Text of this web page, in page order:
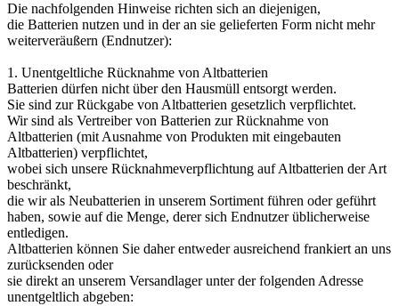
Die nachfolgenden Hinweise richten sich an diejenigen,
die Batterien nutzen und in der an sie gelieferten Form nicht mehr
weiterveräußern (Endnutzer):
1. Unentgeltliche Rücknahme von Altbatterien
Batterien dürfen nicht über den Hausmüll entsorgt werden.
Sie sind zur Rückgabe von Altbatterien gesetzlich verpflichtet.
Wir sind als Vertreiber von Batterien zur Rücknahme von
Altbatterien (mit Ausnahme von Produkten mit eingebauten
Altbatterien) verpflichtet,
wobei sich unsere Rücknahmeverpflichtung auf Altbatterien der Art
beschränkt,
die wir als Neubatterien in unserem Sortiment führen oder geführt
haben, sowie auf die Menge, derer sich Endnutzer üblicherweise
entledigen.
Altbatterien können Sie daher entweder ausreichend frankiert an uns
zurücksenden oder
sie direkt an unserem Versandlager unter der folgenden Adresse
unentgeltlich abgeben: